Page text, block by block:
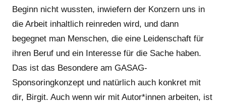
Beginn nicht wussten, inwiefern der Konzern uns in
die Arbeit inhaltlich reinreden wird, und dann
begegnet man Menschen, die eine Leidenschaft für
ihren Beruf und ein Interesse für die Sache haben.
Das ist das Besondere am GASAG-
Sponsoringkonzept und natürlich auch konkret mit
dir, Birgit. Auch wenn wir mit Autor*innen arbeiten, ist